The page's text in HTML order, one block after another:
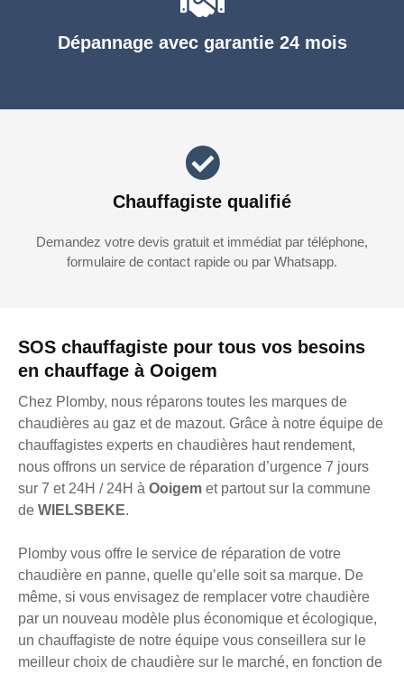
SOS chauffagiste pour tous vos besoins
en chauffage à Ooigem
Chez Plomby, nous réparons toutes les marques de
chaudières au gaz et de mazout. Grâce à notre équipe de
chauffagistes experts en chaudières haut rendement,
nous offrons un service de réparation d’urgence 7 jours
sur 7 et 24H / 24H à Ooigem et partout sur la commune
de WIELSBEKE.
Plomby vous offre le service de réparation de votre
chaudière en panne, quelle qu’elle soit sa marque. De
même, si vous envisagez de remplacer votre chaudière
par un nouveau modèle plus économique et écologique,
un chauffagiste de notre équipe vous conseillera sur le
meilleur choix de chaudière sur le marché, en fonction de
Dépannage avec garantie 24 mois
Chauffagiste qualifié
Demandez votre devis gratuit et immédiat par téléphone,
formulaire de contact rapide ou par Whatsapp.